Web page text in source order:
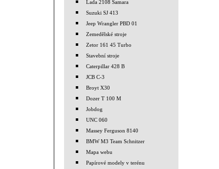
Lada 2108 Samara
Suzuki SJ 413
Jeep Wrangler PBD 01
Zemedělské stroje
Zetor 161 45 Turbo
Stavební stroje
Caterpillar 428 B
JCB C-3
Broyt X30
Dozer T 100 M
Jobdog
UNC 060
Massey Ferguson 8140
BMW M3 Team Schnitzer
Mapa webu
Papírové modely v terénu